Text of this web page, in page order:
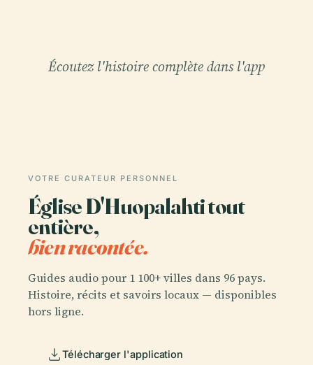
Écoutez l'histoire complète dans l'app
VOTRE CURATEUR PERSONNEL
Église D'Huopalahti tout
entière,
bien racontée.
Guides audio pour 1 100+ villes dans 96 pays.
Histoire, récits et savoirs locaux — disponibles
hors ligne.
Télécharger l'application